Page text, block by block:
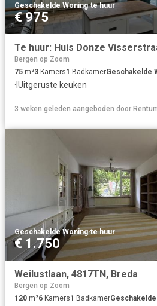
Geschakelde Woning·te huur
€ 975
Te huur: Huis Donze
Bergen op Zoom
75 m²3 Kamers1 BadkamerGeschakelde
·IUitgeruste keuken
3 weken geleden aangeboden door
Geschakelde Woning·te huur
€ 1.750
Weilustlaan, 4817TN, Breda
Bergen op Zoom
120 m²6 Kamers1 Badkamer